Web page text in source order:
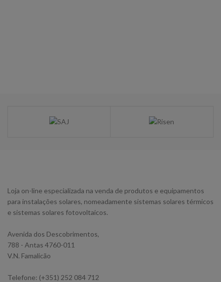
Loja on-line especializada na venda de produtos e equipamentos
para instalações solares, nomeadamente sistemas solares térmicos
e sistemas solares fotovoltaicos.
Avenida dos Descobrimentos,
788 - Antas 4760-011
V.N. Famalicão
Telefone: (+351) 252 084 712